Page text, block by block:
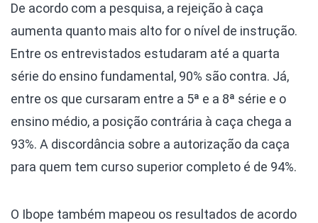
De acordo com a pesquisa, a rejeição à caça
aumenta quanto mais alto for o nível de instrução.
Entre os entrevistados estudaram até a quarta
série do ensino fundamental, 90% são contra. Já,
entre os que cursaram entre a 5ª e a 8ª série e o
ensino médio, a posição contrária à caça chega a
93%. A discordância sobre a autorização da caça
para quem tem curso superior completo é de 94%.
O Ibope também mapeou os resultados de acordo